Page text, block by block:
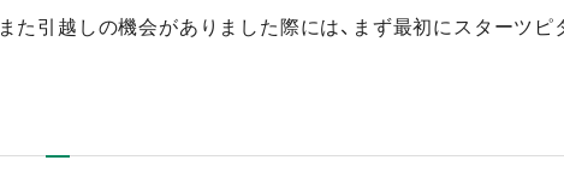
また引越しの機会がありました際には、まず最初にスターツ